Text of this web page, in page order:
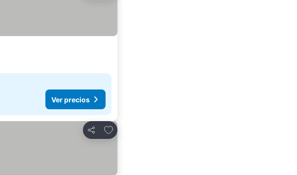
Ver precios
Compartir
Añadir a favoritos